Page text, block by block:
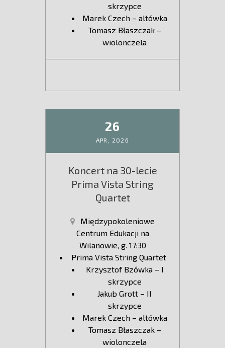
skrzypce
Marek Czech – altówka
Tomasz Błaszczak –
wiolonczela
26
APR, 2026
Koncert na 30-lecie
Prima Vista String
Quartet
Międzypokoleniowe
Centrum Edukacji na
Wilanowie, g. 17:30
Prima Vista String Quartet
Krzysztof Bzówka – I
skrzypce
Jakub Grott – II
skrzypce
Marek Czech – altówka
Tomasz Błaszczak –
wiolonczela